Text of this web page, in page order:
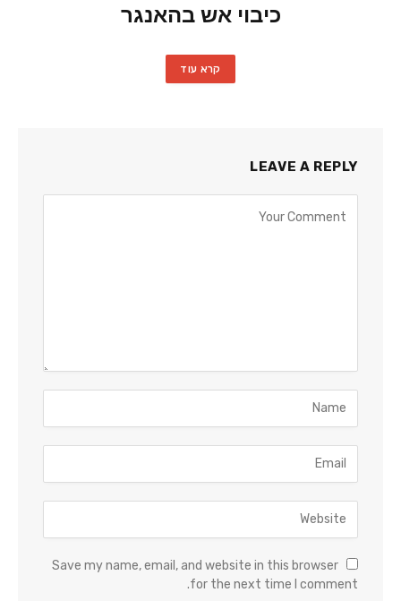
כיבוי אש בהאנגר
קרא עוד
LEAVE A REPLY
Save my name, email, and website in this browser
for the next time I comment.